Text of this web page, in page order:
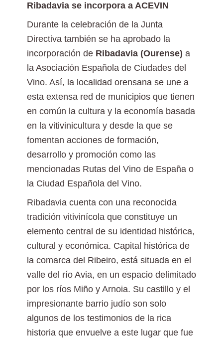
Ribadavia se incorpora a ACEVIN
Durante la celebración de la Junta
Directiva también se ha aprobado la
incorporación de Ribadavia (Ourense) a
la Asociación Española de Ciudades del
Vino. Así, la localidad orensana se une a
esta extensa red de municipios que tienen
en común la cultura y la economía basada
en la vitivinicultura y desde la que se
fomentan acciones de formación,
desarrollo y promoción como las
mencionadas Rutas del Vino de España o
la Ciudad Española del Vino.
Ribadavia cuenta con una reconocida
tradición vitivinícola que constituye un
elemento central de su identidad histórica,
cultural y económica. Capital histórica de
la comarca del Ribeiro, está situada en el
valle del río Avia, en un espacio delimitado
por los ríos Miño y Arnoia. Su castillo y el
impresionante barrio judío son solo
algunos de los testimonios de la rica
historia que envuelve a este lugar que fue